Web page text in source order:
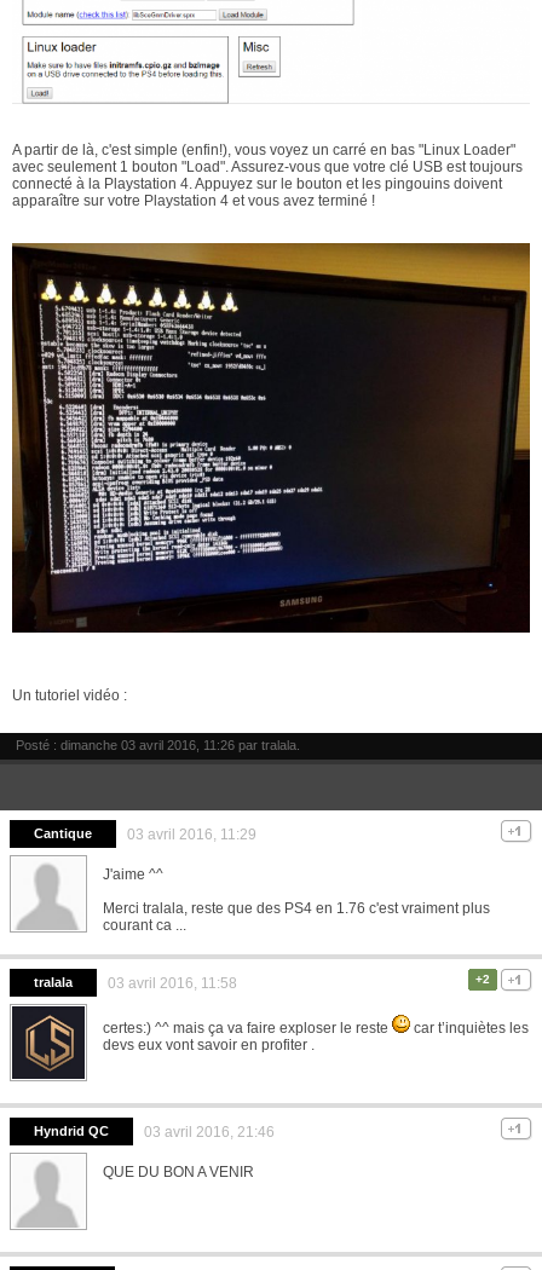
A partir de là, c'est simple (enfin!), vous voyez un carré en bas "Linux Loader"
avec seulement 1 bouton "Load". Assurez-vous que votre clé USB est toujours
connecté à la Playstation 4. Appuyez sur le bouton et les pingouins doivent
apparaître sur votre Playstation 4 et vous avez terminé !
Un tutoriel vidéo :
Posté : dimanche 03 avril 2016, 11:26 par tralala
Cantique 03 avril 2016, 11:29
J'aime ^^
Merci tralala, reste que des PS4 en 1.76 c'est vraiment plus
courant ca ...
tralala 03 avril 2016, 11:58 +2
certes:) ^^ mais ça va faire exploser le reste
car t’inquiètes les
devs eux vont savoir en profiter .
Hyndrid QC 03 avril 2016, 21:46
QUE DU BON A VENIR